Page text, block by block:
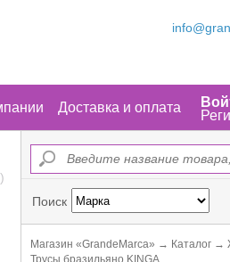
Доставка и оплата
Поиск
Магазин «GrandeMarca» → Каталог →
Трусы бразильяно KINGA